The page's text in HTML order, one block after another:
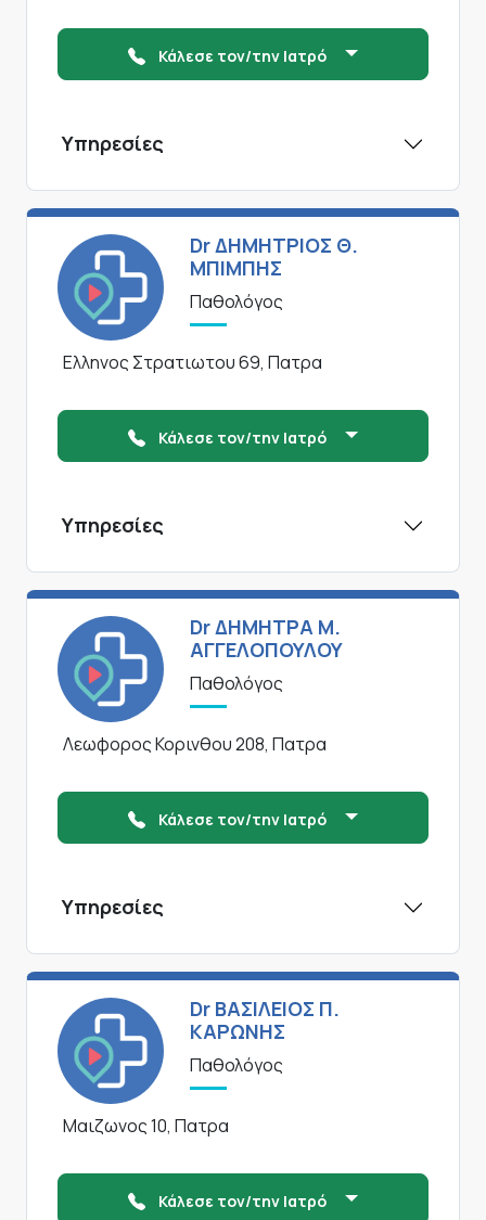
Κάλεσε τον/την Ιατρό
Υπηρεσίες
Dr ΔΗΜΗΤΡΙΟΣ Θ.
ΜΠΙΜΠΗΣ
Παθολόγος
Ελληνος Στρατιωτου 69, Πατρα
Κάλεσε τον/την Ιατρό
Υπηρεσίες
Dr ΔΗΜΗΤΡΑ Μ.
ΑΓΓΕΛΟΠΟΥΛΟΥ
Παθολόγος
Λεωφορος Κορινθου 208, Πατρα
Κάλεσε τον/την Ιατρό
Υπηρεσίες
Dr ΒΑΣΙΛΕΙΟΣ Π.
ΚΑΡΩΝΗΣ
Παθολόγος
Μαιζωνος 10, Πατρα
Κάλεσε τον/την Ιατρό